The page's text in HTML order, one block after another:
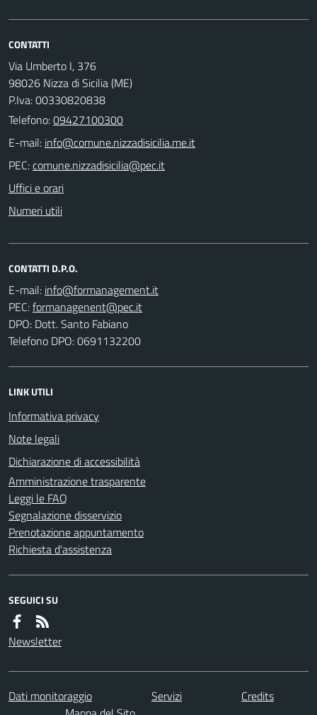
CONTATTI
Via Umberto I, 376
98026 Nizza di Sicilia (ME)
P.Iva: 00330820838
Telefono:09427100300
E-mail:
PEC:
Uffici e orari
Numeri utili
CONTATTI D.P.O.
E-mail:
PEC:
DPO: Dott. Santo Fabiano
Telefono DPO: 0691132200
LINK UTILI
Informativa privacy
Note legali
Dichiarazione di accessibilità
Amministrazione trasparente
Leggi le FAQ
Segnalazione disservizio
Prenotazione appuntamento
Richiesta d'assistenza
SEGUICI SU
Newsletter
Dati monitoraggio Servizi
Credits